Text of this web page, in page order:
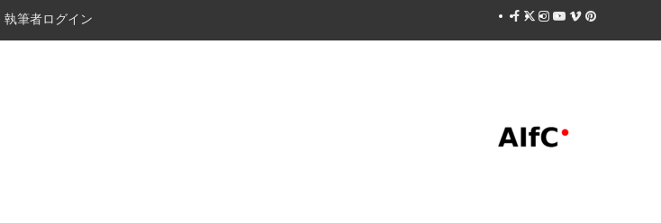
執筆者ログイン Facebook
X Instagram
Youtube
VimeoPinterest